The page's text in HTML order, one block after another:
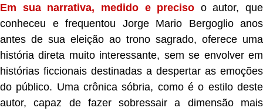
Em sua narrativa, medido e preciso o autor, que
conheceu e frequentou Jorge Mario Bergoglio anos
antes de sua eleição ao trono sagrado, oferece uma
história direta muito interessante, sem se envolver em
histórias ficcionais destinadas a despertar as emoções
do público. Uma crônica sóbria, como é o estilo deste
autor, capaz de fazer sobressair a dimensão mais